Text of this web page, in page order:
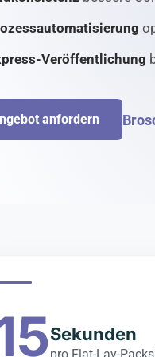
Veröffentlichung
anfordern
Sekunden